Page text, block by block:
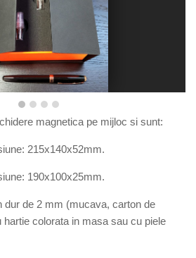
magnetica pe mijloc si sunt:
215x140x52mm.
190x100x25mm.
dur de 2 mm (mucava, carton de
colorata in masa sau cu piele